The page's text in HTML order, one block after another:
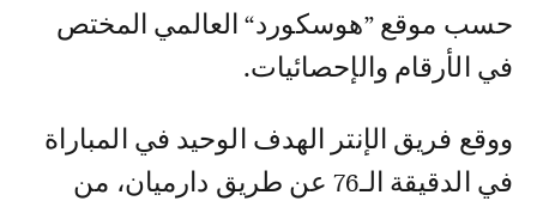
حسب موقع ”هوسكورد“ العالمي المختص
في الأرقام والإحصائيات.
ووقع فريق الإنتر الهدف الوحيد في المباراة
في الدقيقة الـ76 عن طريق دارميان، من